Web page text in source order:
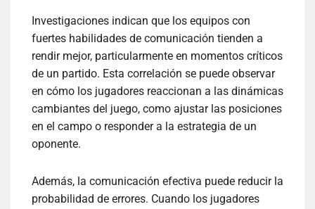
Investigaciones indican que los equipos con
fuertes habilidades de comunicación tienden a
rendir mejor, particularmente en momentos críticos
de un partido. Esta correlación se puede observar
en cómo los jugadores reaccionan a las dinámicas
cambiantes del juego, como ajustar las posiciones
en el campo o responder a la estrategia de un
oponente.
Además, la comunicación efectiva puede reducir la
probabilidad de errores. Cuando los jugadores